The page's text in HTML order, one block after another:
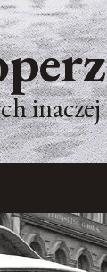
inaczej